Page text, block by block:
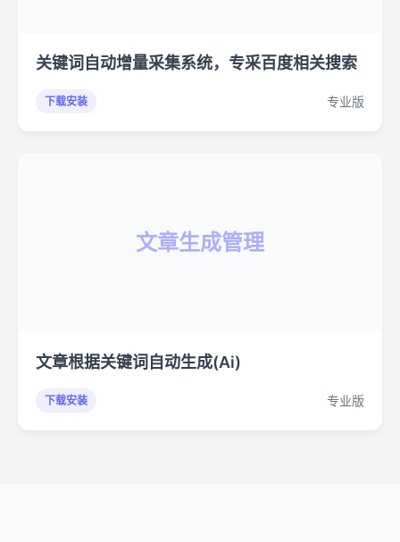
关键词自动增量采集系统，专采百度相关搜索
下载安装 专业版
文章生成管理
文章根据关键词自动生成(Ai)
下载安装 专业版